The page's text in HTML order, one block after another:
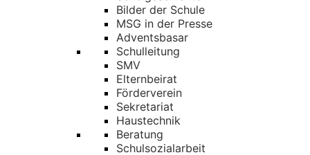
Bilder der Schule
MSG in der Presse
Adventsbasar
Schulleitung
SMV
Elternbeirat
Förderverein
Sekretariat
Haustechnik
Beratung
Schulsozialarbeit